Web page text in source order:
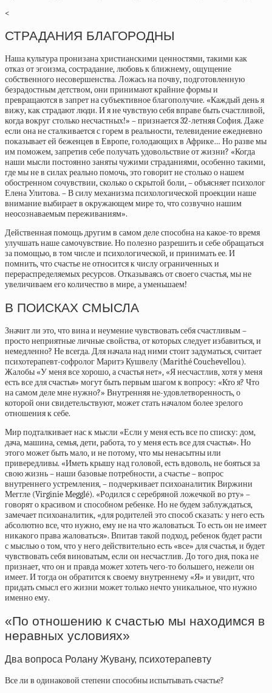
<
СТРАДАНИЯ БЛАГОРОДНЫ
Наша культура пронизана христианскими ценностями, такими как
отказ от эгоизма, сострадание, любовь к ближнему, ощущение
собственного несовершенства. Ложась на почву, подготовленную
безрадостным детством, они принимают крайние формы и
превращаются в запрет на субъективное благополучие. «Каждый день я
вижу, как страдают люди. И я не чувствую себя вправе быть счастливой,
когда вокруг столько несчастных!» – признается 32-летняя София. Даже
если она не сталкивается с горем в реальности, телевидение ежедневно
показывает ей беженцев в Европе, голодающих в Африке… Но разве мы
им поможем, запретив себе получать удовольствие от жизни? «Когда
наши мысли постоянно заняты чужими страданиями, особенно такими,
где мы не в силах реально помочь, это говорит не столько о нашем
обостренном сочувствии, сколько о скрытой боли, – объясняет психолог
Елена Улитова. – В силу механизма психологической проекции наше
внимание выбирает в окружающем мире то, что созвучно нашим
неосознаваемым переживаниям».
Действенная помощь другим в самом деле способна на какое-то время
улучшать наше самочувствие. Но полезно разрешить и себе обращаться
за помощью, в том числе и психологической, и принимать ее. И
помнить, что счастье не относится к числу ограниченных и
перераспределяемых ресурсов. Отказываясь от своего счастья, мы не
увеличиваем его количество в мире, а уменьшаем!
В ПОИСКАХ СМЫСЛА
Значит ли это, что вина и неумение чувствовать себя счастливым –
просто неприятные личные свойства, от которых следует избавиться, и
немедленно? Не всегда. Для начала над ними стоит задуматься, считает
психотерапевт-софролог Маритэ Кушвелу (Marithé Couchevellou).
Жалобы «У меня все хорошо, а счастья нет», «Я несчастлив, хотя у меня
есть все для счастья» могут быть первым шагом к вопросу: «Кто я? Что
на самом деле мне нужно?» Внутренняя не-удовлетворенность, о
которой они свидетельствуют, может стать началом более зрелого
отношения к себе.
Мир подталкивает нас к мысли «Если у меня есть все по списку: дом,
дача, машина, семья, дети, работа, то у меня есть все для счастья». Но
этого может быть мало, и не потому, что мы ненасытны или
привередливы. «Иметь крышу над головой, есть вдоволь, не бояться за
свою жизнь – наши базовые потребности, а счастье – вопрос
внутреннего устремления, – подчеркивает психоаналитик Виржини
Меггле (Virginie Megglé). «Родился с серебряной ложечкой во рту» –
говорят о красивом и способном ребенке. Но не будем заблуждаться,
замечает психоаналитик, «для родителей это способ сказать: у него есть
абсолютно все, что нужно, ему не на что жаловаться. То есть он не имеет
никакого права жаловаться». Впитав такой подход, ребенок будет расти
с мыслью о том, что у него действительно есть «все» для счастья, и будет
чувствовать себя виноватым, если он несчастлив. До того дня, пока не
признает, что он и правда может хотеть чего-то большего, нежели он
имеет. И тогда он обратится к своему внутреннему «Я» и увидит, что
придать смысл его жизни может только нечто уникальное, что нужно
именно ему.
«По отношению к счастью мы находимся в
неравных условиях»
Два вопроса Ролану Жувану, психотерапевту
Все ли в одинаковой степени способны испытывать счастье?